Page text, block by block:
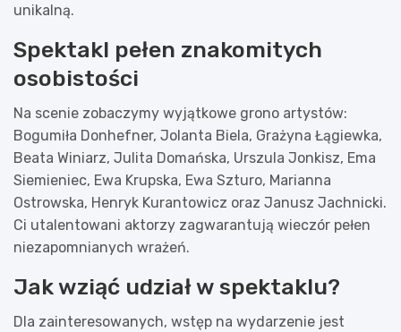
unikalną.
Spektakl pełen znakomitych
osobistości
Na scenie zobaczymy wyjątkowe grono artystów:
Bogumiła Donhefner, Jolanta Biela, Grażyna Łągiewka,
Beata Winiarz, Julita Domańska, Urszula Jonkisz, Ema
Siemieniec, Ewa Krupska, Ewa Szturo, Marianna
Ostrowska, Henryk Kurantowicz oraz Janusz Jachnicki.
Ci utalentowani aktorzy zagwarantują wieczór pełen
niezapomnianych wrażeń.
Jak wziąć udział w spektaklu?
Dla zainteresowanych, wstęp na wydarzenie jest